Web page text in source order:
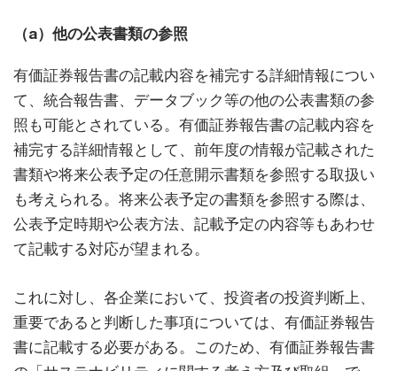
（a）他の公表書類の参照
有価証券報告書の記載内容を補完する詳細情報につい
て、統合報告書、データブック等の他の公表書類の参
照も可能とされている。有価証券報告書の記載内容を
補完する詳細情報として、前年度の情報が記載された
書類や将来公表予定の任意開示書類を参照する取扱い
も考えられる。将来公表予定の書類を参照する際は、
公表予定時期や公表方法、記載予定の内容等もあわせ
て記載する対応が望まれる。
これに対し、各企業において、投資者の投資判断上、
重要であると判断した事項については、有価証券報告
書に記載する必要がある。このため、有価証券報告書